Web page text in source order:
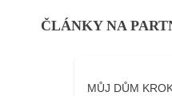
ČLÁNKY NA
MŮJ DŮM